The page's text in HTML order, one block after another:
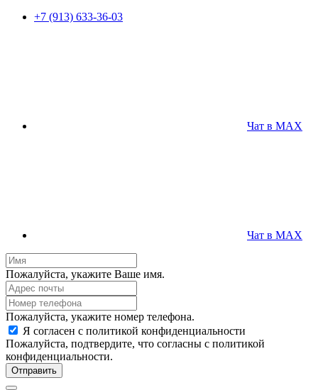
+7 (913) 633-36-03
Чат в MAX
Чат в MAX
Пожалуйста, укажите Ваше имя.
Пожалуйста, укажите номер телефона.
Я согласен с политикой конфиденциальности
Пожалуйста, подтвердите, что согласны с политикой
конфиденциальности.
Отправить